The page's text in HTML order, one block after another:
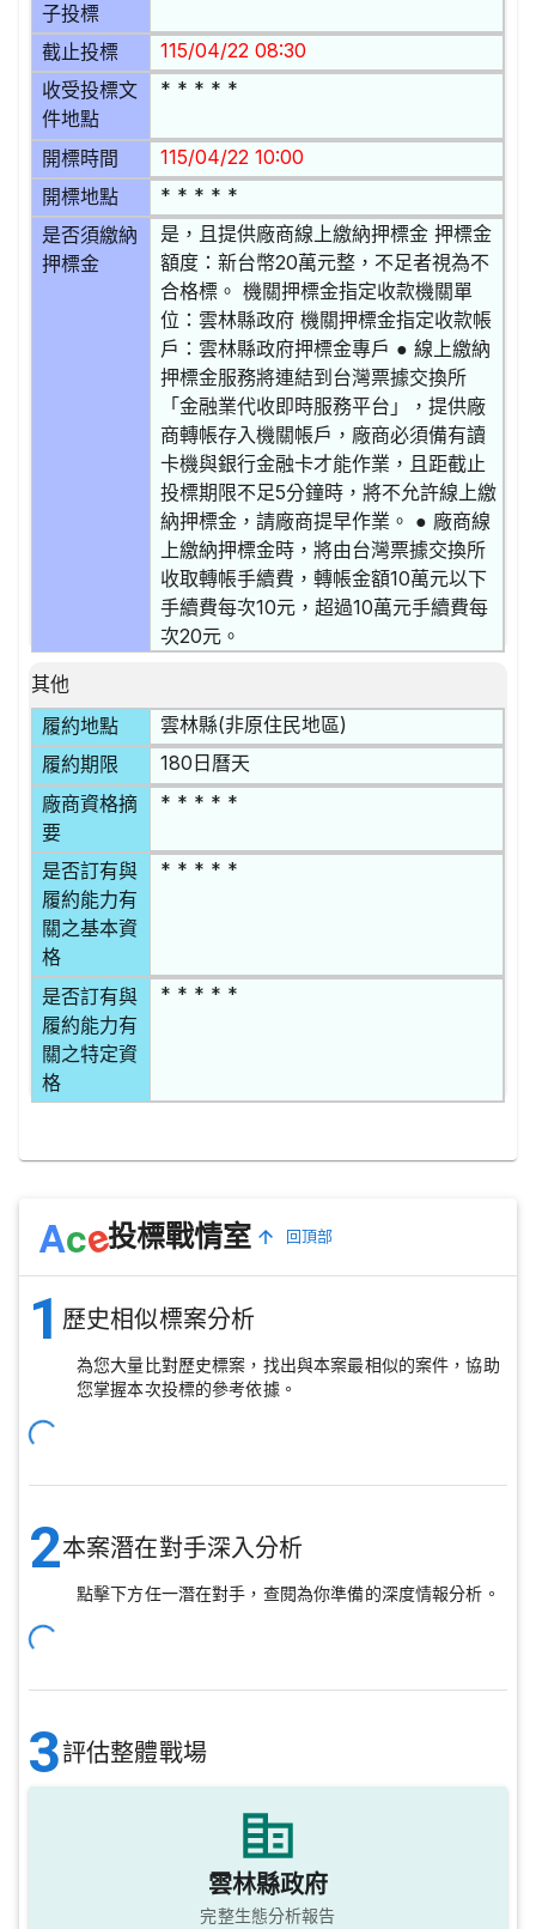
子投標
截止投標 115/04/22 08:30
收受投標文
件地點
* * * * *
開標時間 115/04/22 10:00
開標地點 * * * * *
是否須繳納
押標金
是，且提供廠商線上繳納押標金 押標金
額度：新台幣20萬元整，不足者視為不
合格標。 機關押標金指定收款機關單
位：雲林縣政府 機關押標金指定收款帳
戶：雲林縣政府押標金專戶 ● 線上繳納
押標金服務將連結到台灣票據交換所
「金融業代收即時服務平台」，提供廠
商轉帳存入機關帳戶，廠商必須備有讀
卡機與銀行金融卡才能作業，且距截止
投標期限不足5分鐘時，將不允許線上繳
納押標金，請廠商提早作業。 ● 廠商線
上繳納押標金時，將由台灣票據交換所
收取轉帳手續費，轉帳金額10萬元以下
手續費每次10元，超過10萬元手續費每
次20元。
其他
履約地點
雲林縣(非原住民地區)
履約期限 180日曆天
廠商資格摘
要
* * * * *
是否訂有與
履約能力有
關之基本資
格
* * * * *
是否訂有與
履約能力有
關之特定資
格
* * * * *
Ace投標戰情室 回頂部
1 歷史相似標案分析
為您大量比對歷史標案，找出與本案最相似的案件，協助
您掌握本次投標的參考依據。
2本案潛在對手深入分析
點擊下方任一潛在對手，查閱為你準備的深度情報分析。
3評估整體戰場
雲林縣政府
完整生態分析報告